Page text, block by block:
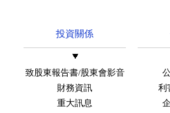
投資關係
致股東報告書/股東會影音
財務資訊
重大訊息
利